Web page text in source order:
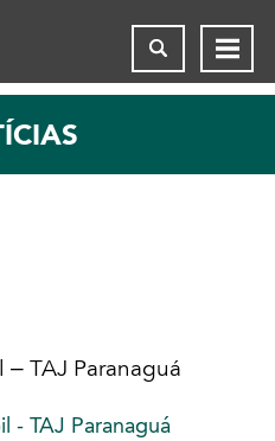
TAJ Paranaguá
- TAJ Paranaguá